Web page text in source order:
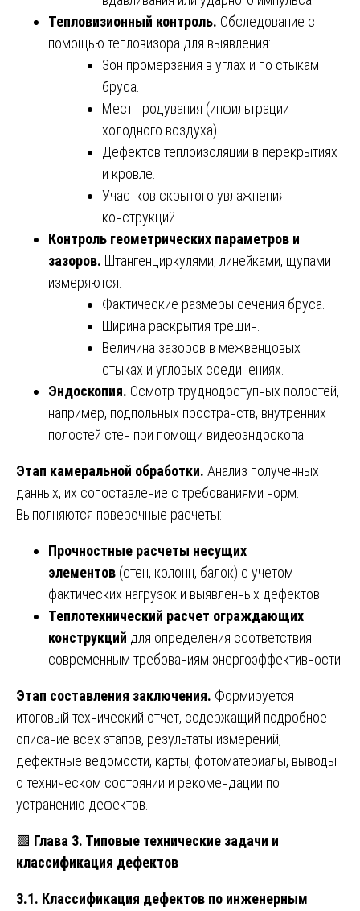
Тепловизионный контроль. Обследование с
помощью тепловизора для выявления:
Зон промерзания в углах и по стыкам
бруса.
Мест продувания (инфильтрации
холодного воздуха).
Дефектов теплоизоляции в перекрытиях
и кровле.
Участков скрытого увлажнения
конструкций.
Контроль геометрических параметров и
зазоров. Штангенциркулями, линейками, щупами
измеряются:
Фактические размеры сечения бруса.
Ширина раскрытия трещин.
Величина зазоров в межвенцовых
стыках и угловых соединениях.
Эндоскопия. Осмотр труднодоступных полостей,
например, подпольных пространств, внутренних
полостей стен при помощи видеоэндоскопа.
Этап камеральной обработки. Анализ полученных
данных, их сопоставление с требованиями норм.
Выполняются поверочные расчеты:
Прочностные расчеты несущих
элементов (стен, колонн, балок) с учетом
фактических нагрузок и выявленных дефектов.
Теплотехнический расчет ограждающих
конструкций для определения соответствия
современным требованиям энергоэффективности.
Этап составления заключения. Формируется
итоговый технический отчет, содержащий подробное
описание всех этапов, результаты измерений,
дефектные ведомости, карты, фотоматериалы, выводы
о техническом состоянии и рекомендации по
устранению дефектов.
🟩 Глава 3. Типовые технические задачи и
классификация дефектов
3.1. Классификация дефектов по инженерным